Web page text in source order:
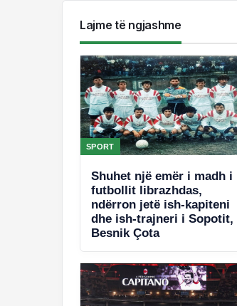
Lajme të ngjashme
SPORT
Shuhet një emër i madh i
futbollit librazhdas,
ndërron jetë ish-kapiteni
dhe ish-trajneri i Sopotit,
Besnik Çota